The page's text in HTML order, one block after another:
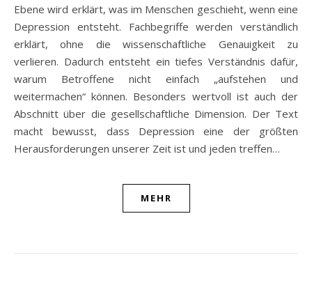
Ebene wird erklärt, was im Menschen geschieht, wenn eine
Depression entsteht. Fachbegriffe werden verständlich
erklärt, ohne die wissenschaftliche Genauigkeit zu
verlieren. Dadurch entsteht ein tiefes Verständnis dafür,
warum Betroffene nicht einfach „aufstehen und
weitermachen“ können. Besonders wertvoll ist auch der
Abschnitt über die gesellschaftliche Dimension. Der Text
macht bewusst, dass Depression eine der größten
Herausforderungen unserer Zeit ist und jeden treffen…
MEHR